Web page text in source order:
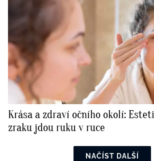
Krása a zdraví očního okolí:
zraku jdou ruku v ruce
NAČÍST DALŠÍ